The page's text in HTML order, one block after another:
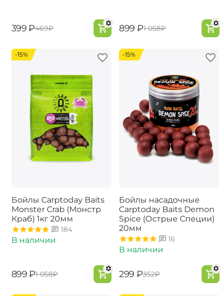
‍399‍ ₽‍469‍₽ ‍899‍ ₽‍1 058‍₽
-15%
Бойлы Carptoday Baits
Monster Crab (Монстр
Краб) 1кг 20мм
184
В наличии
‍899‍ ₽‍1 058‍₽
-15%
Бойлы насадочные
Carptoday Baits Demon
Spice (Острые Специи)
20мм
16
В наличии
‍299‍ ₽‍352‍₽